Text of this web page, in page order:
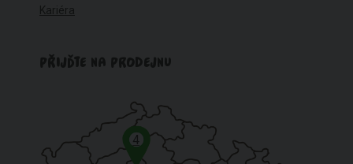
Kariéra
PŘIJĎTE NA PRODEJNU
4